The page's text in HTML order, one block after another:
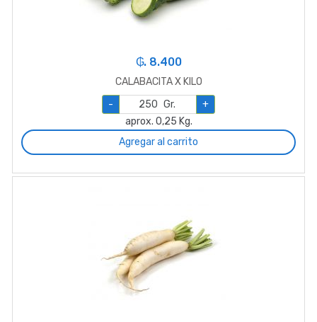
₲. 8.400
CALABACITA X KILO
-
Gr.
+
aprox. 0,25 Kg.
Agregar al carrito